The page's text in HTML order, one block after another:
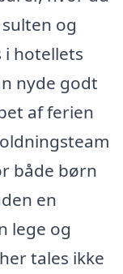
og
hotellets
nyde godt
af ferien
både børn
en
lege og
tales ikke